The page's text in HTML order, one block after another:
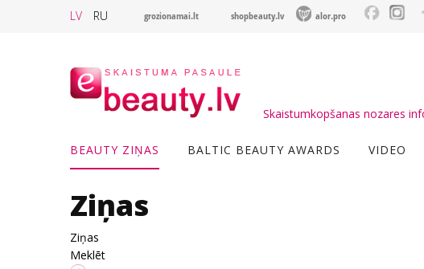
LV RU grozionamai.lt shopbeauty.lv alor.pro
Skaistumkopšanas nozares
BEAUTY ZIŅAS BALTIC BEAUTY AWARDS VIDEO
Ziņas
Ziņas
Meklēt